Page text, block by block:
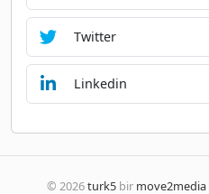
Twitter
Linkedin
© 2026turk5 bir move2media